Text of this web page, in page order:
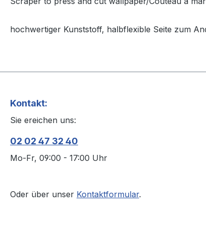
hochwertiger Kunststoff, halbflexible Seite zum
Kontakt:
Sie ereichen uns:
02 02 47 32 40
Mo-Fr, 09:00 - 17:00 Uhr
Oder über unser Kontaktformular.